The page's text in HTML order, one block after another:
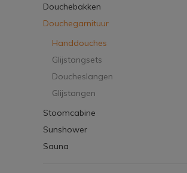
Douchebakken
Douchegarnituur
Handdouches
Glijstangsets
Doucheslangen
Glijstangen
Stoomcabine
Sunshower
Sauna